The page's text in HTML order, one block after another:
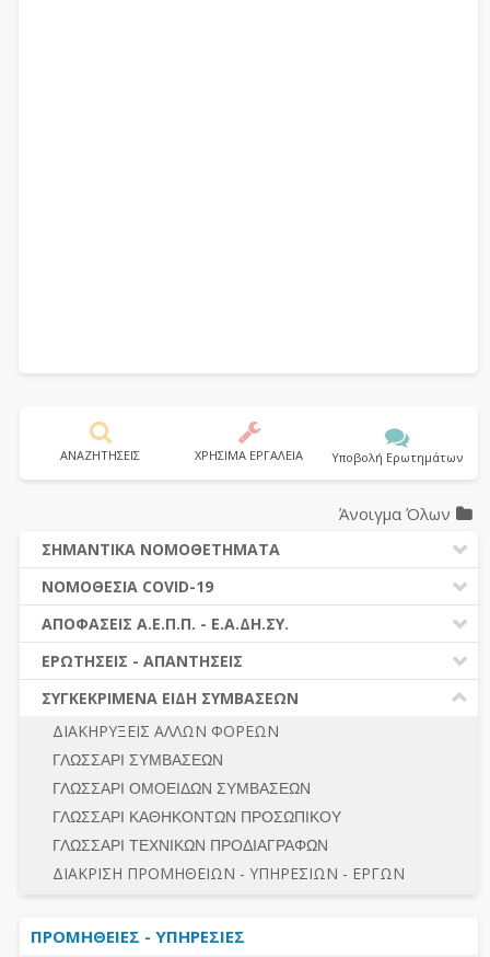
ΑΝΑΖΗΤΗΣΕΙΣ ΧΡΗΣΙΜΑ ΕΡΓΑΛΕΙΑ Υποβολή Ερωτημάτων
Άνοιγμα Όλων
ΣΗΜΑΝΤΙΚΑ ΝΟΜΟΘΕΤΗΜΑΤΑ
ΔΗΜΟΣΙΕΣ ΣΥΜΒΑΣΕΙΣ (Ν. 4412/2016)
ΔΗΜΟΤΙΚΟΣ ΚΩΔΙΚΑΣ (Ν.3463/2006)
ΚΑΛΛΙΚΡΑΤΗΣ (Ν.3852/2010)
ΝΟΜΟΘΕΣΙΑ - ΝΟΜΟΛΟΓΙΑ (ΣΥΝΟΛΟ)
ΝΟΜΟΘΕΣΙΑ COVID-19
ΝΟΜΟΘΕΣΙΑ - ΝΟΜΟΛΟΓΙΑ COVID -19
ΕΡΩΤΗΣΕΙΣ - ΑΠΑΝΤΗΣΕΙΣ
ΑΠΟΦΑΣΕΙΣ Α.Ε.Π.Π. - Ε.Α.ΔΗ.ΣΥ.
ΠΡΟΔΙΚΑΣΤΙΚΗ ΠΡΟΣΦΥΓΗ
ΓΕΝΙΚΟΙ ΚΑΝΟΝΕΣ
ΔΙΚΑΙΟΥΜΕΝΟΙ ΣΥΜΜΕΤΟΧΗΣ
ΠΡΟΣΦΟΡΕΣ – ΔΙΚΑΙΟΛΟΓΗΤΙΚΑ ΣΥΜΜΕΤΟΧΗΣ
ΔΙΕΞΑΓΩΓΗ ΔΙΑΔΙΚΑΣΙΑΣ
ΕΣΗΔΗΣ – ΚΗΜΔΗΣ
ΠΕΡΙΛΗΨΕΙΣ ΑΠΟΦΑΣΕΩΝ Α.Ε.Π.Π. - Ε.Α.ΔΗ.ΣΥ.
ΣΥΝΟΛΟ
ΕΡΩΤΗΣΕΙΣ - ΑΠΑΝΤΗΣΕΙΣ
Ν. 4782/2021 - ΤΡΟΠΟΠΟΙΗΣΗ 4412/2016
ΔΙΕΞΑΓΩΓΗ ΔΙΑΔΙΚΑΣΙΑΣ
ΔΙΑΔΙΚΑΣΙΕΣ ΑΝΑΘΕΣΗΣ
ΓΕΝΙΚΟΙ ΚΑΝΟΝΕΣ
ΠΡΟΕΤΟΙΜΑΣΙΑ - ΔΗΜΟΣΙΟΤΗΤΑ
ΛΟΓΟΙ ΑΠΟΚΛΕΙΣΜΟΥ-ΔΙΚΑΙΟΥΜΕΝΟΙ ΣΥΜΜΕΤΟΧΗΣ
ΠΡΟΣΦΟΡΕΣ - ΔΙΚΑΙΟΛΟΓΗΤΙΚΑ ΣΥΜΜΕΤΟΧΗΣ
ΕΚΤΕΛΕΣΗ ΕΡΓΩΝ - ΜΕΛΕΤΩΝ
ΣΥΓΚΕΚΡΙΜΕΝΑ ΕΙΔΗ ΣΥΜΒΑΣΕΩΝ
ΔΙΑΚΗΡΥΞΕΙΣ ΑΛΛΩΝ ΦΟΡΕΩΝ
ΓΛΩΣΣΑΡΙ ΣΥΜΒΑΣΕΩΝ
ΓΛΩΣΣΑΡΙ ΟΜΟΕΙΔΩΝ ΣΥΜΒΑΣΕΩΝ
ΓΛΩΣΣΑΡΙ ΚΑΘΗΚΟΝΤΩΝ ΠΡΟΣΩΠΙΚΟΥ
ΓΛΩΣΣΑΡΙ ΤΕΧΝΙΚΩΝ ΠΡΟΔΙΑΓΡΑΦΩΝ
ΔΙΑΚΡΙΣΗ ΠΡΟΜΗΘΕΙΩΝ - ΥΠΗΡΕΣΙΩΝ - ΕΡΓΩΝ
ΠΡΟΜΗΘΕΙΕΣ - ΥΠΗΡΕΣΙΕΣ